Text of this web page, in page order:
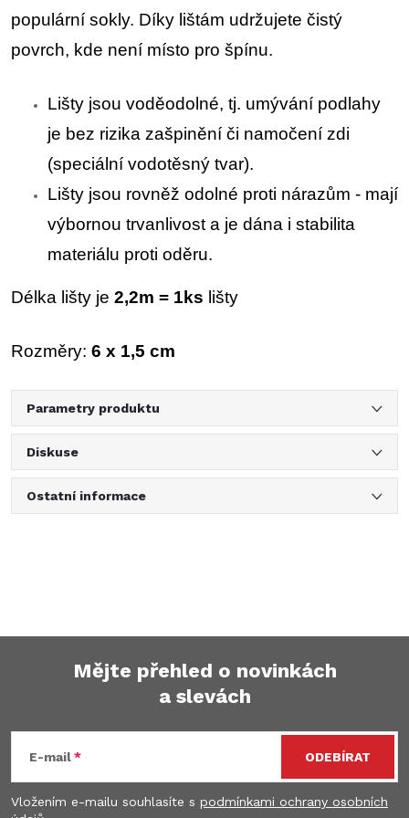
populární sokly. Díky lištám udržujete čistý
povrch, kde není místo pro špínu.
Lišty jsou voděodolné, tj. umývání podlahy
je bez rizika zašpinění či namočení zdi
(speciální vodotěsný tvar).
Lišty jsou rovněž odolné proti nárazům - mají
výbornou trvanlivost a je dána i stabilita
materiálu proti oděru.
Délka lišty je 2,2m = 1ks lišty
Rozměry: 6 x 1,5 cm
Parametry produktu
Diskuse
Ostatní informace
p
Mějte přehled o novinkách
a slevách
E-mail
Vložením e-mailu souhlasíte s podmínkami ochrany osobních
ODEBÍRAT